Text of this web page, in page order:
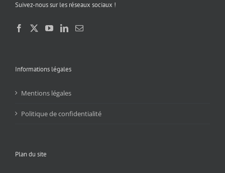
Suivez-nous sur les réseaux sociaux !
Informations légales
Mentions légales
Politique de confidentialité
Plan du site